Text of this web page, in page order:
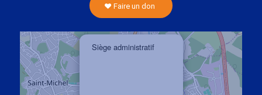
Faire un don
Siège administratif